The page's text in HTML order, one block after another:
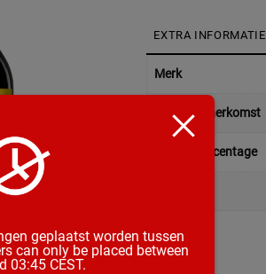
EXTRA INFORMATIE
Merk
Land van herkomst
Alcoholpercentage
geplaatst worden tussen
can only be placed between
03:45 CEST.